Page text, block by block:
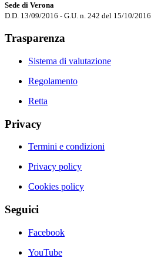
Sede di Verona
D.D. 13/09/2016 - G.U. n. 242 del 15/10/2016
Trasparenza
Sistema di valutazione
Regolamento
Retta
Privacy
Termini e condizioni
Privacy policy
Cookies policy
Seguici
Facebook
YouTube